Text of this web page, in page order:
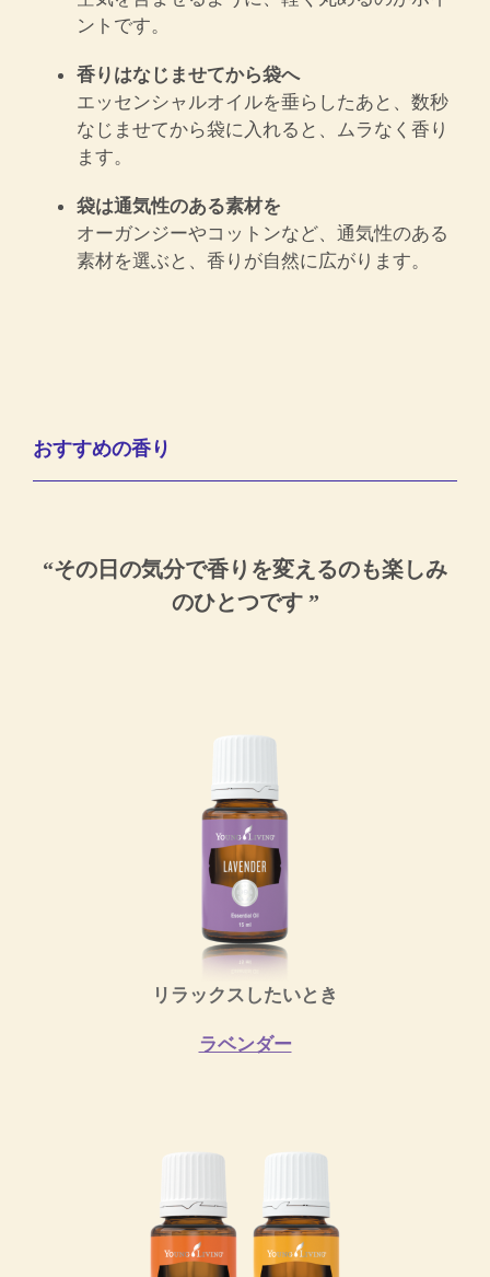
ントです。
香りはなじませてから袋へ
エッセンシャルオイルを垂らしたあと、数秒
なじませてから袋に入れると、ムラなく香り
ます。
袋は通気性のある素材を
オーガンジーやコットンなど、通気性のある
素材を選ぶと、香りが自然に広がります。
おすすめの香り
“その日の気分で香りを変えるのも楽しみ
のひとつです ”
リラックスしたいとき
ラベンダー